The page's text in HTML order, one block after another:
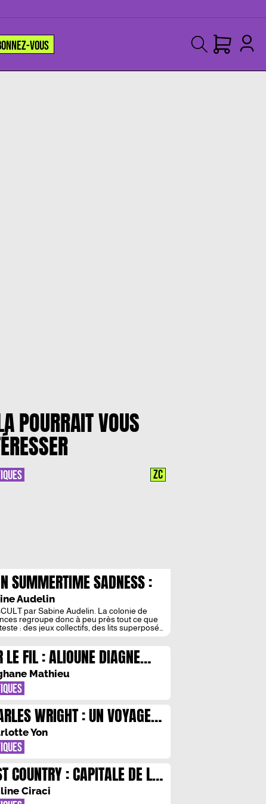
VOUS
POURRAIT VOUS
SUMMERTIME SADNESS :
AU CINEMA
Audelin
par Sabine Audelin. La colonie de
regroupe donc à peu près tout ce que
: des jeux collectifs, des lits superposés
et, pour une des premières fois, faire
du désir. Le cinéma l’a bien compris :
de vacances est un terrain privilégié au
de personnages et de leurs affects.
ZC
LE FIL : ALIOUNE DIAGNE
ET FUNAMBULE
Mathieu
WRIGHT : UN VOYAGEUR
D’INTERIORITE
Yon
COUNTRY : CAPITALE DE LA
Ciraci